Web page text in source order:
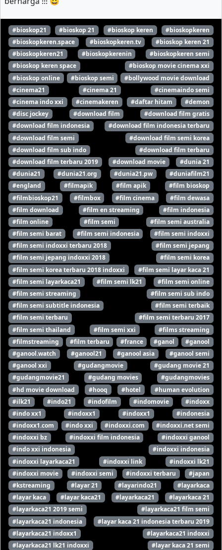
#bioskop21 #bioskop 21 #bioskop keren
#bioskopkeren
#bioskopkeren.space
#bioskopkeren.tv
#bioskop keren 21
#bioskopkeren21
#bioskopkerenin
#bioskopkeren semi
#bioskop keren space
#bioskop movie cinema xxi
#bioskop online
#bioskop semi
#bollywood movie download
#cinema21
#cinema 21
#cinemaindo semi
#cinema indo xxi
#cinemakeren #daftar hitam
#demon
#disc jockey
#download film
#download film gratis
#download film indonesia
#download film indonesia terbaru
#download film semi
#download film semi korea
#download film sub indo
#download film terbaru
#download film terbaru 2019
#download movie
#dunia 21
#dunia21
#dunia21.org #dunia21.pw
#duniafilm21
#england
#filmapik #film apik
#film bioskop
#filmbioskop21
#filmbox #film cinema
#film dewasa
#film download
#film en streaming
#film indonesia
#film online
#film semi
#film semi australia
#film semi barat
#film semi indonesia
#film semi indoxxi
#film semi indoxxi terbaru 2018
#film semi jepang
#film semi jepang indoxxi 2018
#film semi korea
#film semi korea terbaru 2018 indoxxi
#film semi layar kaca 21
#film semi layarkaca21
#film semi lk21
#film semi online
#film semi streaming
#film semi sub indo
#film semi subtitle indonesia
#film semi terbaik
#film semi terbaru
#film semi terbaru 2017
#film semi thailand
#film semi xxi
#films streaming
#filmstreaming
#film terbaru #france #ganol
#ganool
#ganool.watch
#ganool21 #ganool asia
#ganool semi
#ganool xxi
#gudangmovie
#gudang movie 21
#gudangmovie21
#gudang movies
#gudangmovies
#hd movie download
#hooq #hotel
#human evolution
#ilk21
#indo21 #indofilm #indomovie
#indoxx
#indo xx1
#indoxx1 #indoxx1
#indonesia
#indoxx1.com
#indo xxi #indoxxi.com
#indoxxi.net semi
#indoxxi bz
#indoxxi film indonesia
#indoxxi ganool
#indo xxi indonesia
#indoxxi indonesia
#indoxxi layarkaca21
#indoxxi link
#indoxxi lk21
#indoxxi movie
#indoxxi semi #indoxxi terbaru
#japan
#kstreaming
#layar 21 #layarindo21
#layarkaca
#layar kaca
#layar kaca21 #layarkaca21
#layarkaca 21
#layarkaca21 2019 semi
#layarkaca21 film semi
#layarkaca21 indonesia
#layar kaca 21 indonesia terbaru 2019
#layarkaca21 indoxx1
#layarkaca21 indoxxi
#layarkaca21 lk21 indoxxi
#layar kaca 21 semi